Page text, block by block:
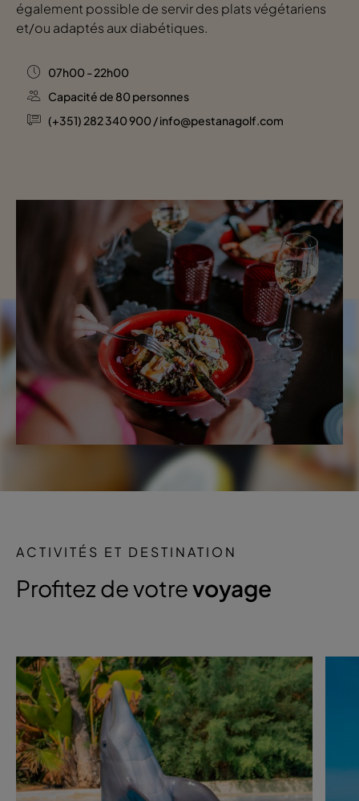
également possible de servir des plats végétariens
et/ou adaptés aux diabétiques.
07h00 - 22h00
Capacité de 80 personnes
(+351) 282 340 900 / info@pestanagolf.com
ACTIVITÉS ET DESTINATION
Profitez de votrevoyage